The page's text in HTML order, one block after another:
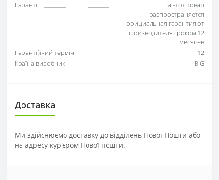
Гарантії
На этот товар
распространяется
официальная гарантия от
производителя сроком 12
месяцев
Гарантійний термін
12
Країна виробник
BIG
Доставка
Ми здійснюємо доставку до відділень Нової Пошти або
на адресу кур'єром Нової пошти.